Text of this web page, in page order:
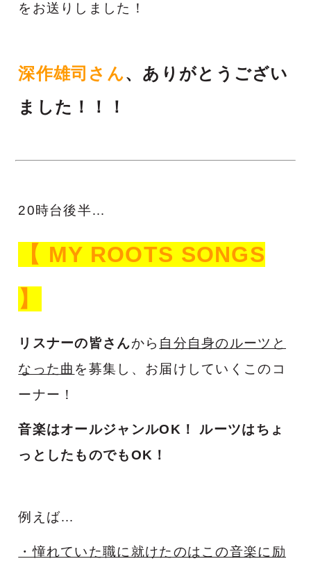
をお送りしました！
深作雄司さん、ありがとうござい
ました！！！
20時台後半…
【 MY ROOTS SONGS
】
リスナーの皆さんから 自分自身のルーツと
なった曲 を募集し、お届けしていくこのコ
ーナー！
音楽はオールジャンルOK！ルーツはちょ
っとしたものでもOK！
例えば…
・憧れていた職に就けたのはこの音楽に励